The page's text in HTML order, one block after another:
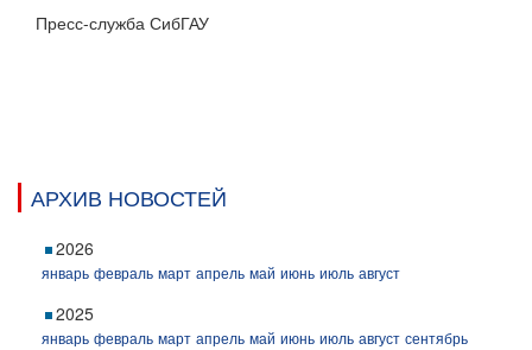
Пресс-служба СибГАУ
АРХИВ НОВОСТЕЙ
2026
январь февраль март апрель май июнь июль август
2025
январь февраль март апрель май июнь июль август сентябрь